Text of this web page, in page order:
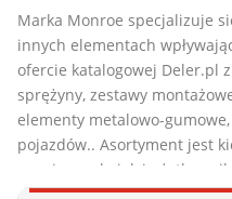
Marka Monroe specjalizuje
innych elementach
ofercie katalogowej Deler.pl
sprężyny, zestawy
elementy metalowo-
pojazdów.. Asortyment jest
serwisowych, jak i
postawić na trwałe części